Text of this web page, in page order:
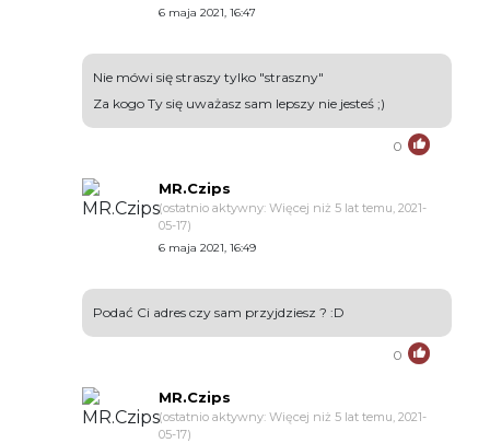
6 maja 2021, 16:47
Nie mówi się straszy tylko "straszny"
Za kogo Ty się uważasz sam lepszy nie jesteś ;)
0
MR.Czips
(ostatnio aktywny: Więcej niż 5 lat temu, 2021-
05-17)
6 maja 2021, 16:49
Podać Ci adres czy sam przyjdziesz ? :D
0
MR.Czips
(ostatnio aktywny: Więcej niż 5 lat temu, 2021-
05-17)